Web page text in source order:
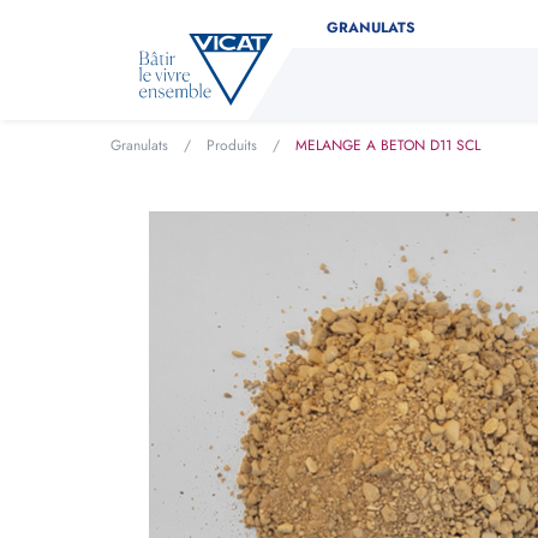
GRANULATS
Granulats / Produits / MELANGE A BETON D11 SCL
Déterminez facilement
Indiquez le type de